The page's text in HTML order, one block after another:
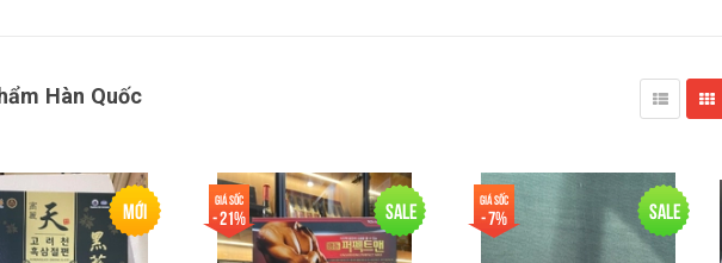
Hàn Quốc
Mới Sale
Giá sốc
- 21% Sale
Giá sốc
- 7%